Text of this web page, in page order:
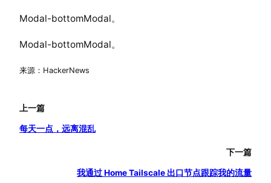
Modal-bottomModal。
Modal-bottomModal。
来源：HackerNews
上一篇
每天一点，远离混乱
下一篇
我通过 Home Tailscale 出口节点跟踪我的流量